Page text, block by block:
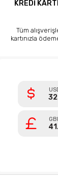
KREDİ
Tüm
kartınızla